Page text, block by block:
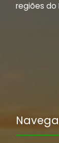
regiões do